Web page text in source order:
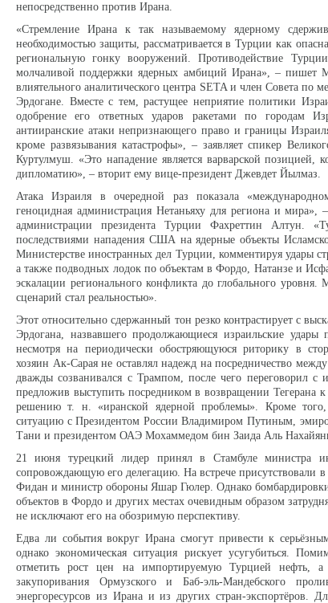
непосредственно против Ирана.
«Стремление Ирана к так называемому ядерному
необходимостью защиты, рассматривается в Турции как
региональную гонку вооружений. Противодействие
молчаливой поддержки ядерных амбиций Ирана», – пишет
влиятельного аналитического центра SETA и член Совета
Эрдогане. Вместе с тем, растущее неприятие политики
одобрение его ответных ударов ракетами по городам
антииранские атаки непризнающего право и границы
кроме развязывания катастрофы», – заявляет спикер
Куртулмуш. «Это нападение является варварской позицией,
дипломатию», – вторит ему вице-президент Джевдет Йылмаз.
Атака Израиля в очередной раз показала
геноцидная администрация Нетаньяху для региона и мира»,
администрации президента Турции Фахреттин Алтун.
последствиями нападения США на ядерные объекты
Министерстве иностранных дел Турции, комментируя удары
а также подводных лодок по объектам в Фордо, Натанзе и
эскалации регионального конфликта до глобального
сценарий стал реальностью».
Этот относительно сдержанный тон резко контрастирует с
Эрдогана, назвавшего продолжающиеся израильские
несмотря на периодически обостряющуюся риторику в
хозяин Ак-Сарая не оставлял надежд на посредничество
дважды созванивался с Трампом, после чего переговорил
предложив выступить посредником в возвращении
решению т. н. «иранской ядерной проблемы». Кроме
ситуацию с Президентом России Владимиром Путиным,
Тани и президентом ОАЭ Мохаммедом бин Заида Аль
21 июня турецкий лидер принял в Стамбуле министра
сопровождающую его делегацию. На встрече присутствовали
Фидан и министр обороны Яшар Гюлер. Однако
объектов в Фордо и других местах очевидным образом
не исключают его на обозримую перспективу.
Едва ли события вокруг Ирана смогут привести к
однако экономическая ситуация рискует усугубиться.
отметить рост цен на импортируемую Турцией нефть, а
закупоривания Ормузского и Баб-эль-Мандебского
энергоресурсов из Ирана и из других стран-экспортёров.